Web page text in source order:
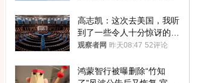
高志凯：这次去美国，我听
到了一些令人十分惊讶的消
息
观察者网 昨天08:47 52评论
鸿蒙智行被曝删除“竹知